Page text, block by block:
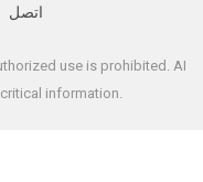
اتصل
use is prohibited. AI
information.